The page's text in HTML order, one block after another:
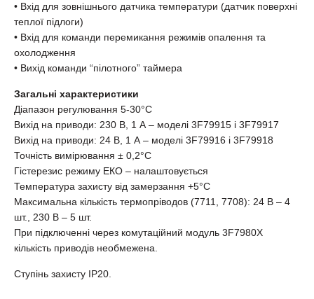
• Вхід для зовнішнього датчика температури (датчик поверхні
теплої підлоги)
• Вхід для команди перемикання режимів опалення та
охолодження
• Вихід команди “пілотного” таймера
Загальні характеристики
Діапазон регулювання 5-30°С
Вихід на приводи: 230 В, 1 А – моделі 3F79915 і 3F79917
Вихід на приводи: 24 В, 1 А – моделі 3F79916 і 3F79918
Точність вимірювання ± 0,2°С
Гістерезис режиму ЕКО – налаштовується
Температура захисту від замерзання +5°С
Максимальна кількість термопріводов (7711, 7708): 24 В – 4
шт., 230 В – 5 шт.
При підключенні через комутаційний модуль 3F7980Х
кількість приводів необмежена.
Ступінь захисту IР20.